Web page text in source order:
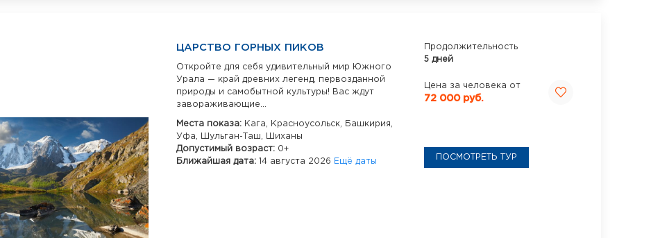
ЦАРСТВО ГОРНЫХ ПИКОВ
Откройте для себя удивительный мир Южного
Урала — край древних легенд, первозданной
природы и самобытной культуры! Вас ждут
завораживающие...
Места показа: Кага, Красноусольск,
Башкирия,
Уфа,
Шульган-Таш,
Шиханы
Допустимый возраст: 0+
Ближайшая дата:
14 августа 2026 Ещё даты
Продолжительность
5 дней
Цена за человека от
72 000 руб.
ПОСМОТРЕТЬ ТУР